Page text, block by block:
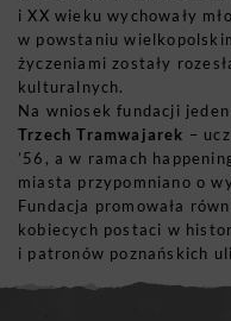
i XX wieku wychowały
w powstaniu
życzeniami zostały
kulturalnych.
Na wniosek fundacji
Trzech Tramwajarek –
’56, a w ramach
miasta przypomniano o
Fundacja promowała
kobiecych postaci w
i patronów poznańskich